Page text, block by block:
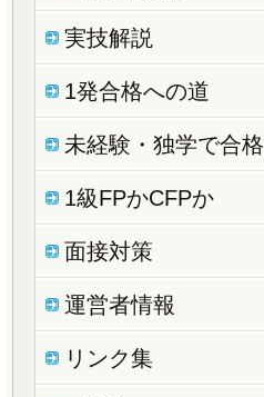
実技解説
1発合格への道
未経験・独学で合格
1級FPかCFPか
面接対策
運営者情報
リンク集